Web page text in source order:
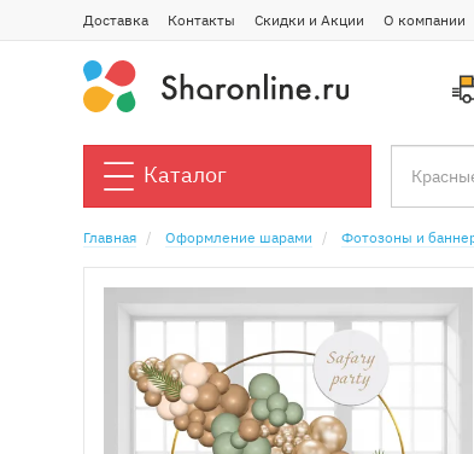
Доставка Контакты Скидки и Акции О компании
Каталог
Главная Оформление шарами Фотозоны и